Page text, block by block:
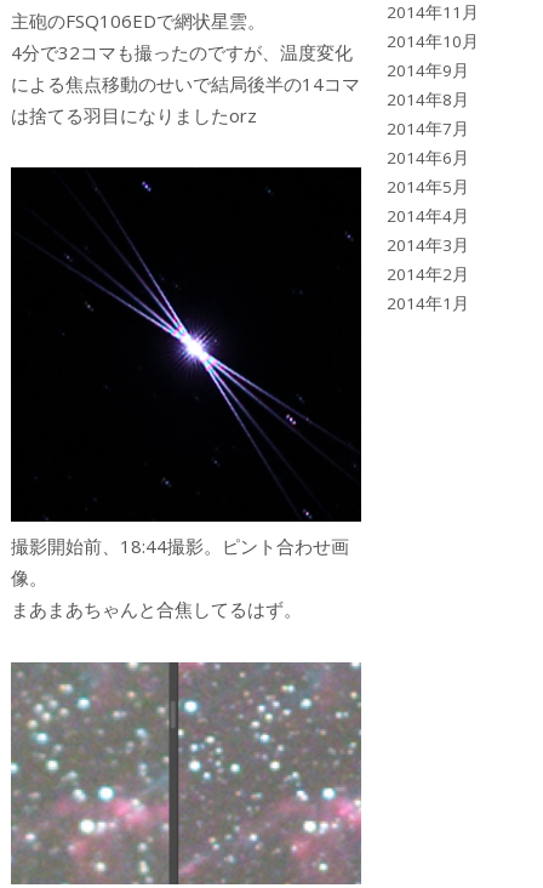
主砲のFSQ106EDで網状星雲。
4分で32コマも撮ったのですが、温度変化
による焦点移動のせいで結局後半の14コマ
は捨てる羽目になりましたorz
撮影開始前、18:44撮影。ピント合わせ画
像。
まあまあちゃんと合焦してるはず。
2014年11月
2014年10月
2014年9月
2014年8月
2014年7月
2014年6月
2014年5月
2014年4月
2014年3月
2014年2月
2014年1月